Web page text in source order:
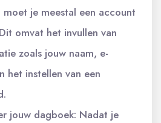
je meestal een account
omvat het invullen van
zoals jouw naam, e-
het instellen van een
jouw dagboek: Nadat je